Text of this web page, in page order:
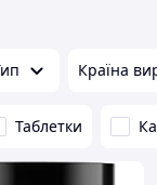
Країна
Таблетки